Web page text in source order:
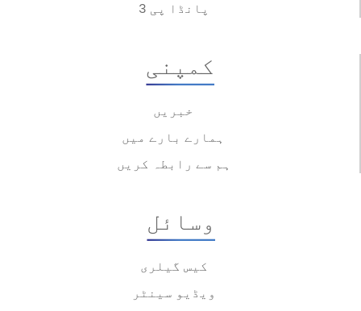
پانڈا پی 3
کمپنی
خبریں
ہمارے بارے میں
ہم سے رابطہ کریں
وسائل
کیس گیلری
ویڈیو سینٹر